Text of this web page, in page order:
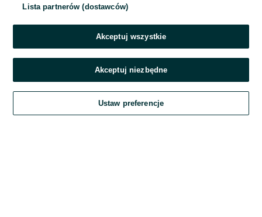
Zaloguj się
Kontynuując za pośrednictwem jednego z dostawców wskazanych powyżej,
OLX.pl w jego aktualnym brzmieniu.
Lista partnerów (dostawców)
Akceptuj wszystkie
Akceptuj niezbędne
Ustaw preferencje